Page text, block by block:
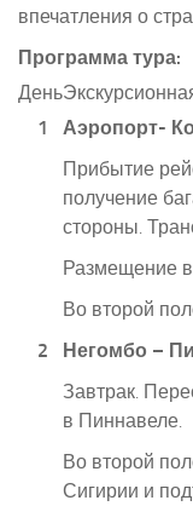
впечатления о
Программа тура:
День
1
Аэропорт-
Прибытие
получение
стороны.
Размещение
Во второй
2
Негомбо –
Завтрак.
в Пиннавеле.
Во второй
Сигирии и